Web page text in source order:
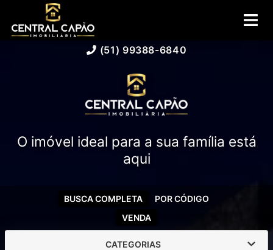
(51) 99388-6840
O imóvel ideal para a sua família está
aqui
VENDA
BUSCA COMPLETA POR CÓDIGO
CATEGORIAS